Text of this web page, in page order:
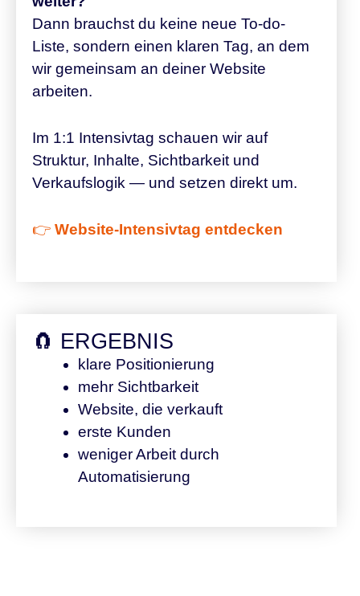
Dann brauchst du keine neue To-do-
Liste, sondern einen klaren Tag, an dem
wir gemeinsam an deiner Website
arbeiten.
Im 1:1 Intensivtag schauen wir auf
Struktur, Inhalte, Sichtbarkeit und
Verkaufslogik — und setzen direkt um.
👉 Website-Intensivtag entdecken
🧲 ERGEBNIS
klare Positionierung
mehr Sichtbarkeit
Website, die verkauft
erste Kunden
weniger Arbeit durch
Automatisierung